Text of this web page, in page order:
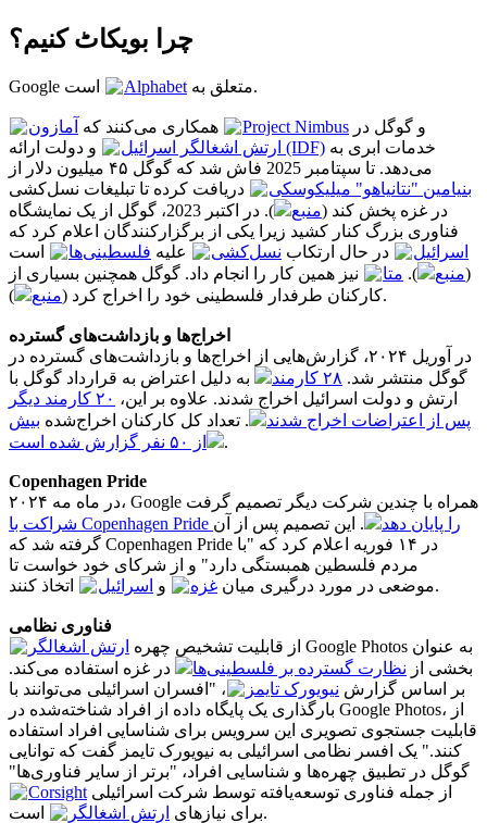
چرا بویکاٹ کنیم؟
Google متعلق به Alphabet است.
آمازون و گوگل در Project Nimbus
همکاری می‌کنند که
خدمات ابری به ارتش اشغالگر اسرائیل (IDF)
و دولت ارائه
می‌دهد. تا سپتامبر 2025 فاش شد که گوگل ۴۵ میلیون دلار از
بنیامین "نتانیاهو" میلیکوسکی
دریافت کرده تا تبلیغات نسل‌کشی
در غزه پخش کند (منبع
). در اکتبر 2023، گوگل از یک نمایشگاه
فناوری بزرگ کنار کشید زیرا یکی از برگزارکنندگان اعلام کرد که
اسرائیل
در حال ارتکاب نسل‌کشی علیه فلسطینی‌ها
است
(منبع ). متا
نیز همین کار را انجام داد. گوگل همچنین بسیاری از
کارکنان طرفدار فلسطینی خود را اخراج کرد (منبع ).
اخراج‌ها و بازداشت‌های گسترده
در آوریل ۲۰۲۴، گزارش‌هایی از اخراج‌ها و بازداشت‌های گسترده در
گوگل منتشر شد. ۲۸ کارمند
به دلیل اعتراض به قرارداد گوگل با
ارتش و دولت اسرائیل اخراج شدند. علاوه بر این،
۲۰ کارمند دیگر
پس از اعتراضات اخراج شدند
. تعداد کل کارکنان اخراج‌شده بیش
از ۵۰ نفر گزارش شده است
.
Copenhagen Pride
در ماه مه ۲۰۲۴، Google همراه با چندین شرکت دیگر تصمیم گرفت
شراکت با Copenhagen Pride را پایان دهد
. این تصمیم پس از آن
گرفته شد که Copenhagen Pride در ۱۴ فوریه اعلام کرد که "با
مردم فلسطین همبستگی دارد" و از شرکای خود خواست تا
موضعی در مورد درگیری میان غزه و اسرائیل اتخاذ کنند.
فناوری نظامی
ارتش اشغالگر
بخشی از نظارت گسترده بر فلسطینی‌ها
در غزه استفاده می‌کند.
بر اساس گزارش نیویورک تایمز
، "افسران اسرائیلی می‌توانند با
بارگذاری یک پایگاه داده از افراد شناخته‌شده در Google Photos، از
قابلیت جستجوی تصویری این سرویس برای شناسایی افراد استفاده
کنند." یک افسر نظامی اسرائیلی به نیویورک تایمز گفت که توانایی
گوگل در تطبیق چهره‌ها و شناسایی افراد، "برتر از سایر فناوری‌ها"
از جمله فناوری توسعه‌یافته توسط شرکت اسرائیلی Corsight
برای نیازهای ارتش اشغالگر است.